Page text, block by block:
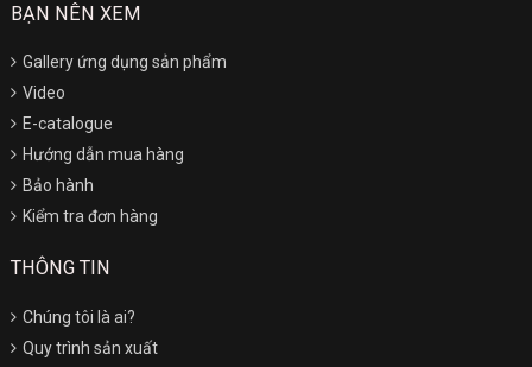
BẠN NÊN XEM
Gallery ứng dụng sản phẩm
Video
E-catalogue
Hướng dẫn mua hàng
Bảo hành
Kiểm tra đơn hàng
THÔNG TIN
Chúng tôi là ai?
Quy trình sản xuất